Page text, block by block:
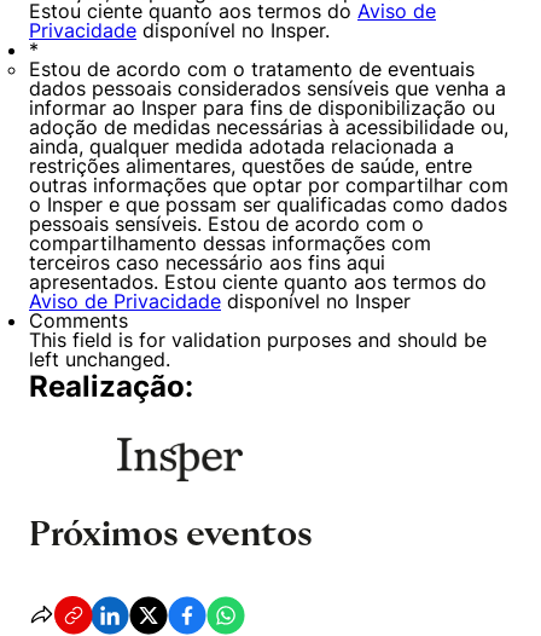
Estou ciente quanto aos termos do Aviso de
Privacidade disponível no Insper.
*
Estou de acordo com o tratamento de eventuais
dados pessoais considerados sensíveis que venha a
informar ao Insper para fins de disponibilização ou
adoção de medidas necessárias à acessibilidade ou,
ainda, qualquer medida adotada relacionada a
restrições alimentares, questões de saúde, entre
outras informações que optar por compartilhar com
o Insper e que possam ser qualificadas como dados
pessoais sensíveis. Estou de acordo com o
compartilhamento dessas informações com
terceiros caso necessário aos fins aqui
apresentados. Estou ciente quanto aos termos do
Aviso de Privacidade disponível no Insper
Comments
This field is for validation purposes and should be
left unchanged.
Realização:
Próximos eventos
Cookies estritamente necessários
Cookies de preferências de usuário